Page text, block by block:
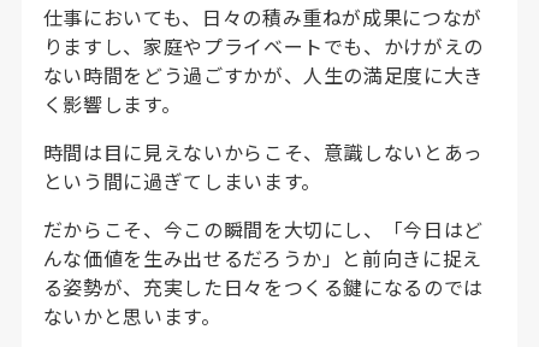
仕事においても、日々の積み重ねが成果につなが
りますし、家庭やプライベートでも、かけがえの
ない時間をどう過ごすかが、人生の満足度に大き
く影響します。
時間は目に見えないからこそ、意識しないとあっ
という間に過ぎてしまいます。
だからこそ、今この瞬間を大切にし、「今日はど
んな価値を生み出せるだろうか」と前向きに捉え
る姿勢が、充実した日々をつくる鍵になるのでは
ないかと思います。